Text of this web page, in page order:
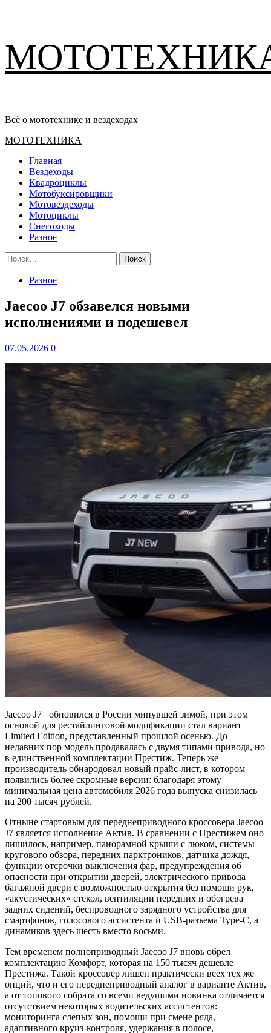
содержимому
Всё о мототехнике и вездеходах
Основное
МОТОТЕХНИКА
Главная
Вездеходы
Квадроциклы
Мотобуксировщики
Мотовездеходы
Мотоциклы
Снегоходы
Разное
Найти:
Разное
Jaecoo J7 обзавелся новыми
исполнениями и подешевел
07.05.2026 0
Jaecoo J7 обновился в России минувшей зимой, при этом
основой для рестайлинговой модификации стал вариант
Limited Edition, представленный прошлой осенью. До
недавних пор модель продавалась с двумя типами привода, но
в единственной комплектации Престиж. Теперь же
производитель обнародовал новый прайс-лист, в котором
появились более скромные версии: благодаря этому
минимальная цена автомобиля 2026 года выпуска снизилась
на 200 тысяч рублей.
Отныне стартовым для переднеприводного кроссовера Jaecoo
J7 является исполнение Актив. В сравнении с Престижем оно
лишилось, например, панорамной крыши с люком, системы
кругового обзора, передних парктроников, датчика дождя,
функции отсрочки выключения фар, предупреждения об
опасности при открытии дверей, электрического привода
багажной двери с возможностью открытия без помощи рук,
«акустических» стекол, вентиляции передних и обогрева
задних сидений, беспроводного зарядного устройства для
смартфонов, голосового ассистента и USB-разъема Type-C, а
динамиков здесь шесть вместо восьми.
Тем временем полноприводный Jaecoo J7 вновь обрел
комплектацию Комфорт, которая на 150 тысяч дешевле
Престижа. Такой кроссовер лишен практически всех тех же
опций, что и его переднеприводный аналог в варианте Актив,
а от топового собрата со всеми ведущими новинка отличается
отсутствием некоторых водительских ассистентов:
мониторинга слепых зон, помощи при смене ряда,
адаптивного круиз-контроля, удержания в полосе,